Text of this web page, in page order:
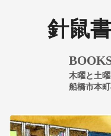
針鼠
木曜と土
船橋市本